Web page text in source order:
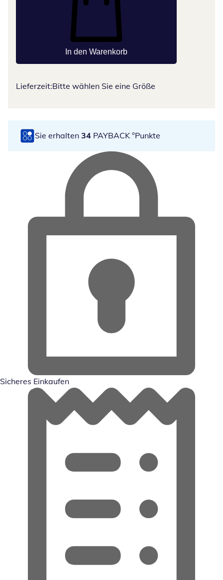
In den Warenkorb
Lieferzeit:Bitte wählen Sie eine Größe
Sie erhalten 34 PAYBACK °Punkte
Sicheres Einkaufen